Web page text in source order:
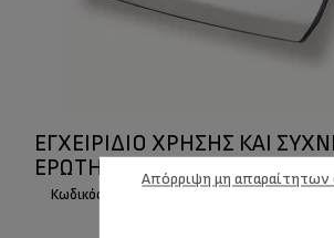
ΕΓΧΕΙΡΊΔΙΟ ΧΡΉΣΗΣ ΚΑΙ
ΕΡΩΤΉΣΕΙΣ/ ΑΠΑΝΤΉΣΕΙΣ
Κωδικός :
Απόρριψη μη απαραίτητων